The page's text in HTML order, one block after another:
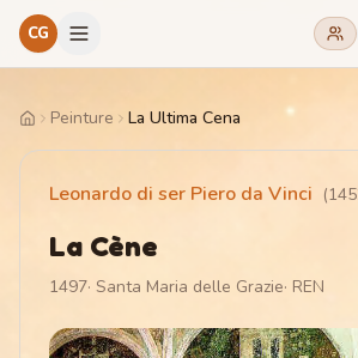
CG
HomePeinture La Ultima Cena
Leonardo di ser Piero da Vinci (
La Cène
1497· Santa Maria delle Grazie· REN